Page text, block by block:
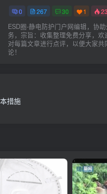
0 267 30 1
ESD圈-静电防护门户网编辑，协
务，宗旨：收集整理免费分享，欢
对每篇文章进行点评，以便大家共
论！
措施